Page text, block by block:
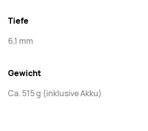
Tiefe
6,1 mm
Gewicht
Ca. 515 g (inklusive Akku)